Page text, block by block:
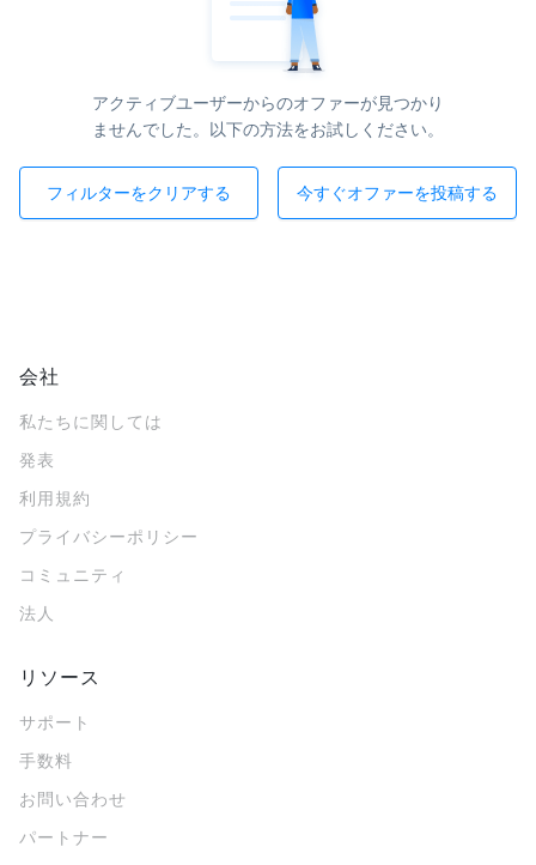
アクティブユーザーからのオファーが見つかり
ませんでした。以下の方法をお試しください。
フィルターをクリアする 今すぐオファーを投稿する
会社
私たちに関しては
発表
利用規約
プライバシーポリシー
コミュニティ
法人
リソース
サポート
手数料
お問い合わせ
パートナー